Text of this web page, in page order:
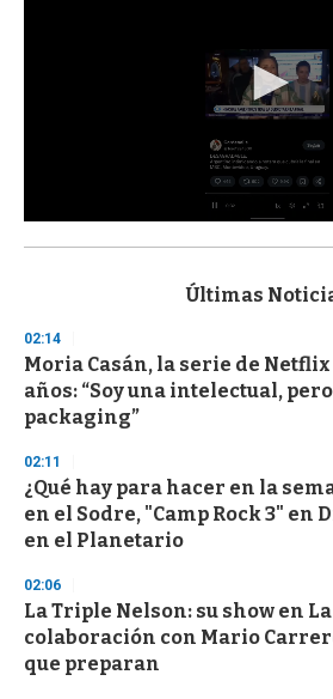
s
d
s
o
f
3
s
c
o
n
Últimas
02:14
Moria Casán, la serie de
años: “Soy una intelectual,
packaging”
02:11
¿Qué hay para hacer en la
en el Sodre, "Camp Rock 3" en
en el Planetario
02:06
La Triple Nelson: su show en
colaboración con Mario
que preparan